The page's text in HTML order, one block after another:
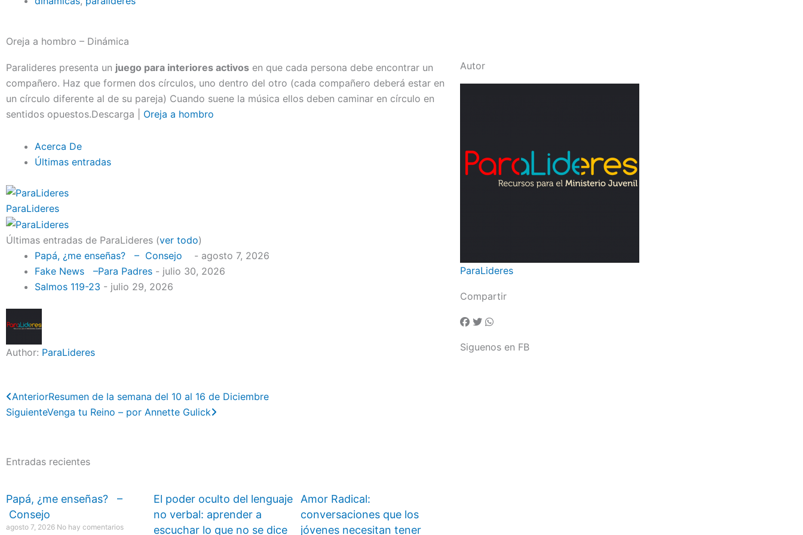
Oreja a hombro – Dinámica
Paralideres presenta un juego para interiores activos en que cada persona debe encontrar un
compañero. Haz que formen dos círculos, uno dentro del otro (cada compañero deberá estar en
un círculo diferente al de su pareja) Cuando suene la música ellos deben caminar en círculo en
sentidos opuestos.Descarga | Oreja a hombro
Acerca De
Últimas entradas
ParaLideres
Últimas entradas de ParaLideres (ver todo)
Papá, ¿me enseñas? – Consejo
- agosto 7, 2026
Fake News –Para Padres - julio 30, 2026
Salmos 119-23 - julio 29, 2026
Author: ParaLideres
Previo
AnteriorResumen de la semana del 10 al 16 de Diciembre
SiguienteVenga tu Reino – por Annette Gulick
Next
Entradas recientes
Papá, ¿me enseñas? –
Consejo
agosto 7, 2026 No hay comentarios
El poder oculto del lenguaje
no verbal: aprender a
escuchar lo que no se dice
Amor Radical:
conversaciones que los
jóvenes necesitan tener
Autor
ParaLideres
Compartir
Siguenos en FB